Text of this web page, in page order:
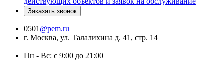
Заказать звонок
0501 @pem.ru
г. Москва, ул. Талалихина д. 41, стр. 14
Пн - Вс: с 9:00 до 21:00